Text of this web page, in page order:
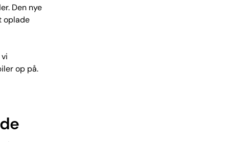
Den nye
oplade
op på.